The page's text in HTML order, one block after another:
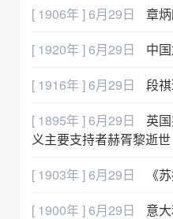
[ 1906年 ] 6月29日
章
[ 1920年 ] 6月29日
中
[ 1916年 ] 6月29日
段
[ 1895年 ] 6月29日
英
义主要支持者赫胥黎逝世
[ 1903年 ] 6月29日
《
[ 1900年 ] 6月29日
意